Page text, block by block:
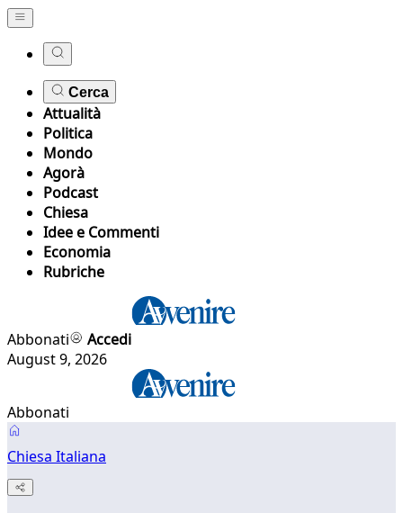
Cerca
Attualità
Politica
Mondo
Agorà
Podcast
Chiesa
Idee e Commenti
Economia
Rubriche
Abbonati
Accedi
August 9, 2026
Abbonati
Chiesa Italiana